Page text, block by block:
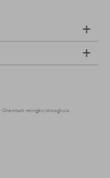
Chemisch reinigen/droogkuis